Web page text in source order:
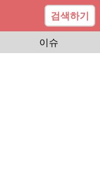
검색하기
이슈